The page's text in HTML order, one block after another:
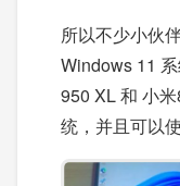
所以不少小伙
Windows 11
950 XL 和 小
统，并且可以使